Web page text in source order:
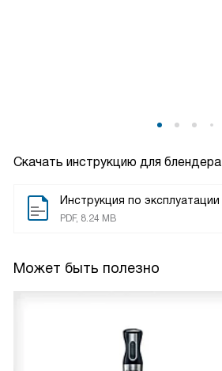
Скачать инструкцию для блендера
Инструкция по эксплуатации
PDF, 8.24 MB
Может быть полезно